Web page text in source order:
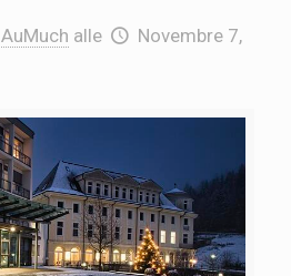
AuMuch alle
Novembre 7,